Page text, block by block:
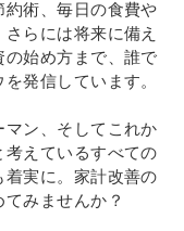
約術、毎日の食費や
らには将来に備え
の始め方まで、誰で
発信しています。
ン、そしてこれか
考えているすべての
実に。家計改善の
みませんか？